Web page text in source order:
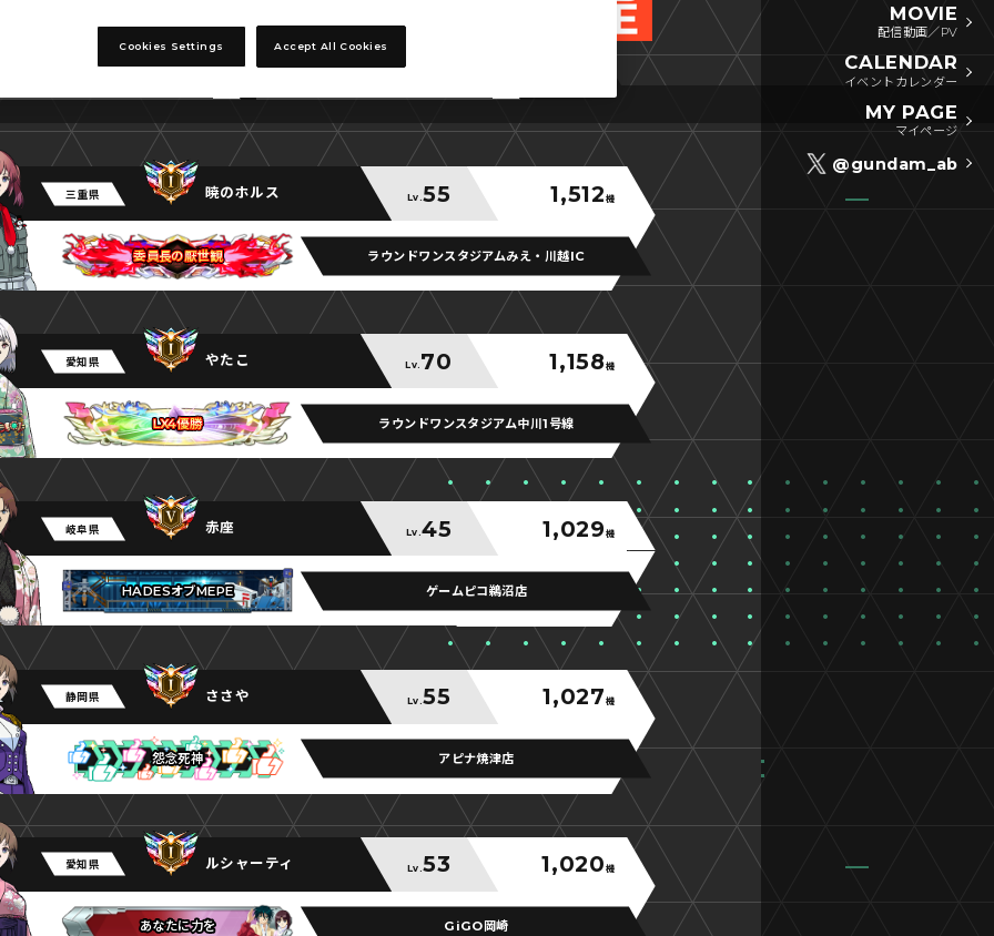
MOVIE
配信動画／PV
CALENDAR
イベントカレンダー
MY PAGE
マイページ
@gundam_ab
三重県 暁のホルス Lv.55 1,512機
委員長の厭世観
委員長の厭世観
委員長の厭世観 ラウンドワンスタジアムみえ・川越IC
愛知県 やたこ Lv. 70 1,158機
LX4優勝
LX4優勝
LX4優勝 ラウンドワンスタジアム中川1号線
岐阜県 赤座 Lv.45 1,029機
HADESオブMEPE
HADESオブMEPE
HADESオブMEPE ゲームピコ鵜沼店
静岡県 ささや Lv. 55 1,027機
怨念死神
怨念死神
怨念死神 アピナ焼津店
愛知県 ルシャーティ Lv. 53 1,020機
あなたに力を
あなたに力を
あなたに力を GiGO岡崎
Cookies Settings Accept All Cookies